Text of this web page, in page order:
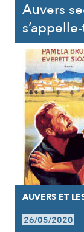
Auvers
AUVERS ET
26/05/2020